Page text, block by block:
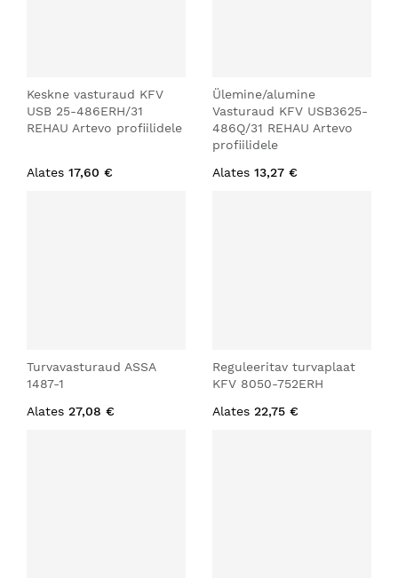
Keskne vasturaud KFV
USB 25-486ERH/31
REHAU Artevo profiilidele
Alates 17,60 €
Ülemine/alumine
Vasturaud KFV USB3625-
486Q/31 REHAU Artevo
profiilidele
Alates 13,27 €
Turvavasturaud ASSA
1487-1
Alates 27,08 €
Reguleeritav turvaplaat
KFV 8050-752ERH
Alates 22,75 €